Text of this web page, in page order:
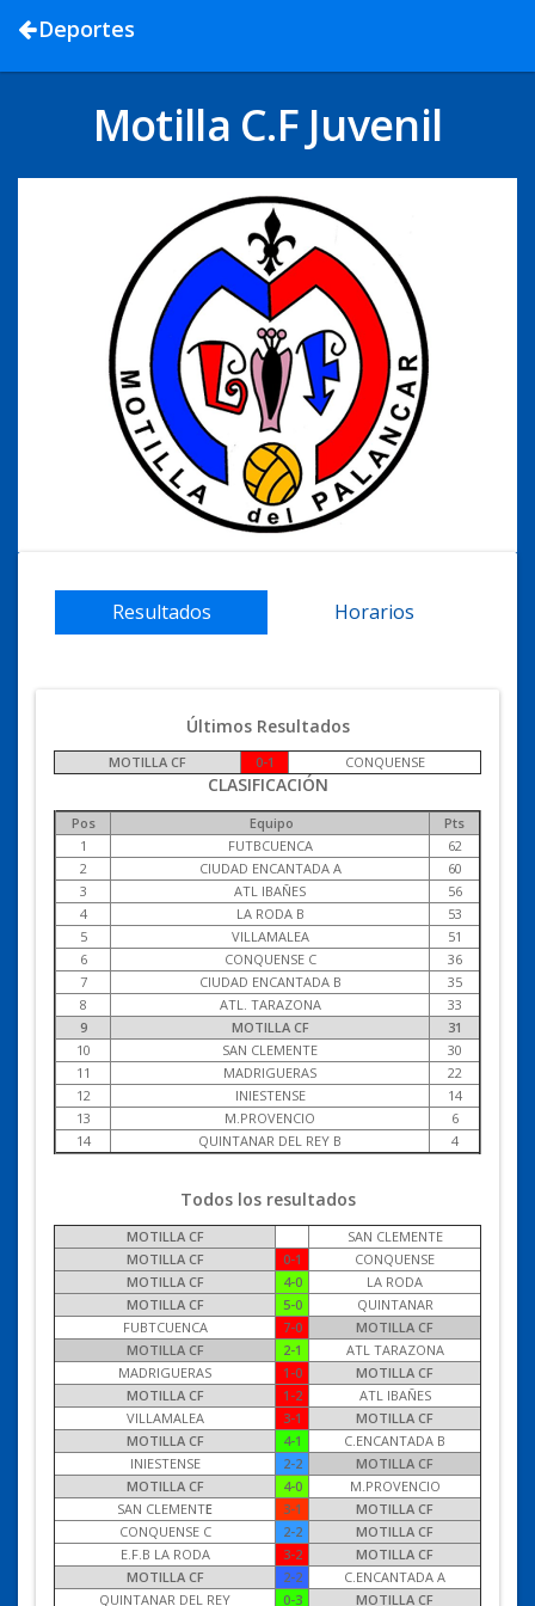
Deportes
Motilla C.F Juvenil
Resultados Horarios
Últimos Resultados
MOTILLA CF 0-1 CONQUENSE
CLASIFICACIÓN
Pos Equipo
Pts
1
FUTBCUENCA
62
2
CIUDAD ENCANTADA A
60
3
ATL IBAÑES
56
4
LA RODA B
53
5
VILLAMALEA
51
6
CONQUENSE C
36
7
CIUDAD ENCANTADA B
35
8
ATL. TARAZONA
33
9
MOTILLA CF
31
10
SAN CLEMENTE
30
11
MADRIGUERAS
22
12
INIESTENSE
14
13
M.PROVENCIO
6
14
QUINTANAR DEL REY B 4
Todos los resultados
MOTILLA CF
SAN CLEMENTE
MOTILLA CF
0-1
CONQUENSE
MOTILLA CF
4-0
LA RODA
MOTILLA CF
5-0
QUINTANAR
FUBTCUENCA
7-0
MOTILLA CF
MOTILLA CF
2-1
ATL TARAZONA
MADRIGUERAS
1-0
MOTILLA CF
MOTILLA CF
1-2
ATL IBAÑES
VILLAMALEA
3-1
MOTILLA CF
MOTILLA CF
4-1
C.ENCANTADA B
INIESTENSE
2-2
MOTILLA CF
MOTILLA CF
4-0
M.PROVENCIO
SAN CLEMENTE 3-1
MOTILLA CF
CONQUENSE C
2-2
MOTILLA CF
E.F.B LA RODA
3-2
MOTILLA CF
MOTILLA CF
2-2
C.ENCANTADA A
QUINTANAR DEL REY
0-3 MOTILLA CF